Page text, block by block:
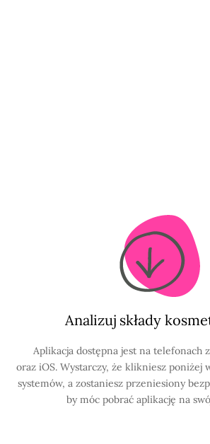
Analizuj składy
Aplikacja dostępna jest na telefonach
oraz iOS. Wystarczy, że klikniesz poniżej
systemów, a zostaniesz przeniesiony
by móc pobrać aplikację na